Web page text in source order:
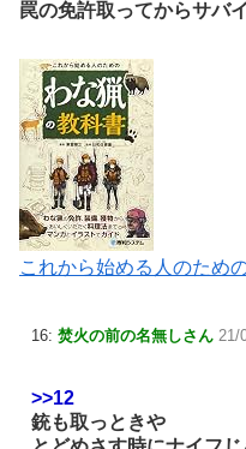
罠の免許取ってからサバ
これから始める人のため
16: 焚火の前の名無しさん 21/
>>12
銃も取っときや